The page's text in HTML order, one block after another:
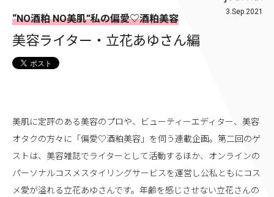
3.Sep.2021
“NO酒粕 NO美肌”私の偏愛♡酒粕美容
美容ライター・立花あゆさん編
美肌に定評のある美容のプロや、ビューティーエディター、美容
オタクの方々に「偏愛♡酒粕美容」を伺う連載企画。第二回のゲ
ストは、美容雑誌でライターとして活動するほか、オンラインの
パーソナルコスメスタイリングサービスを運営し公私ともにコス
メ愛が溢れる立花あゆさんです。年齢を感じさせない立花さんの